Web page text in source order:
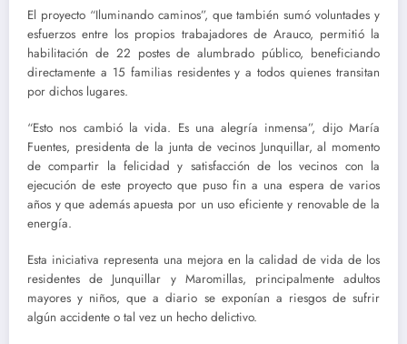
El proyecto “Iluminando caminos”, que también sumó voluntades y
esfuerzos entre los propios trabajadores de Arauco, permitió la
habilitación de 22 postes de alumbrado público, beneficiando
directamente a 15 familias residentes y a todos quienes transitan
por dichos lugares.
“Esto nos cambió la vida. Es una alegría inmensa”, dijo María
Fuentes, presidenta de la junta de vecinos Junquillar, al momento
de compartir la felicidad y satisfacción de los vecinos con la
ejecución de este proyecto que puso fin a una espera de varios
años y que además apuesta por un uso eficiente y renovable de la
energía.
Esta iniciativa representa una mejora en la calidad de vida de los
residentes de Junquillar y Maromillas, principalmente adultos
mayores y niños, que a diario se exponían a riesgos de sufrir
algún accidente o tal vez un hecho delictivo.